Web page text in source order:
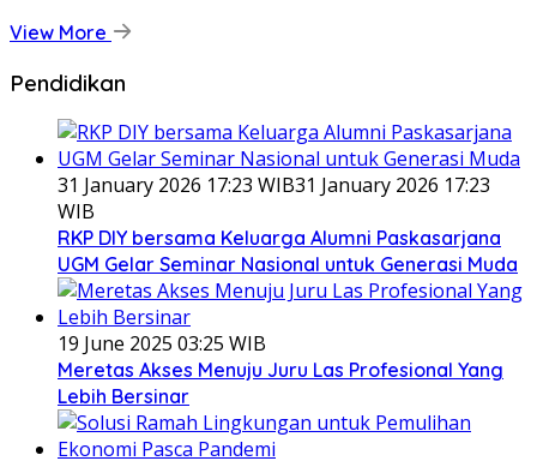
View More
Pendidikan
31 January 2026 17:23 WIB31 January 2026 17:23
WIB
RKP DIY bersama Keluarga Alumni Paskasarjana
UGM Gelar Seminar Nasional untuk Generasi Muda
19 June 2025 03:25 WIB
Meretas Akses Menuju Juru Las Profesional Yang
Lebih Bersinar